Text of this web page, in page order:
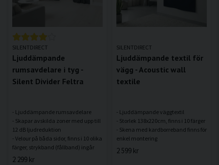
SILENTDIRECT
Ljuddämpande
rumsavdelare i tyg -
Silent Divider Feltra
- Ljuddämpande rumsavdelare
- Skapar avskilda zoner med upp till
12 dB ljudreduktion
- Velour på båda sidor, finns i 10 olika
2 299 kr
SILENTDIRECT
Ljuddämpande textil för
vägg - Acoustic wall
textile
- Ljuddämpande väggtextil
- Storlek 138x220cm, finns i 10 färger
- Skena med kardborreband finns för
2 599 kr